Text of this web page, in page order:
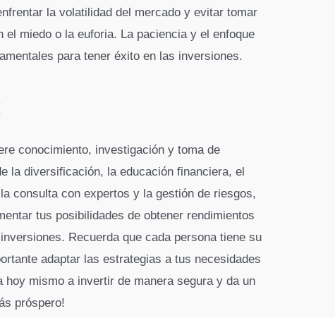
la volatilidad del mercado y evitar tomar
miedo o la euforia. La paciencia y el enfoque
para tener éxito en las inversiones.
conocimiento, investigación y toma de
la diversificación, la educación financiera, el
consulta con expertos y la gestión de riesgos,
tus posibilidades de obtener rendimientos
Recuerda que cada persona tiene su
adaptar las estrategias a tus necesidades
hoy mismo a invertir de manera segura y da un
próspero!